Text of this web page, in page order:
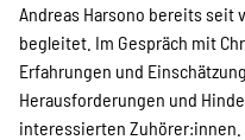
Andreas Harsono bereits seit
begleitet. Im Gespräch mit
Erfahrungen und
Herausforderungen und
interessierten